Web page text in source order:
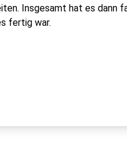
Insgesamt hat es dann
fertig war.